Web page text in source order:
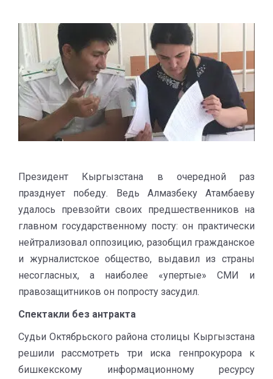
Президент Кыргызстана в очередной раз
празднует победу. Ведь Алмазбеку Атамбаеву
удалось превзойти своих предшественников на
главном государственному посту: он практически
нейтрализовал оппозицию, разобщил гражданское
и журналистское общество, выдавил из страны
несогласных, а наиболее «упертые» СМИ и
правозащитников он попросту засудил.
Спектакли без антракта
Судьи Октябрьского района столицы Кыргызстана
решили рассмотреть три иска генпрокурора к
бишкекскому информационному ресурсу